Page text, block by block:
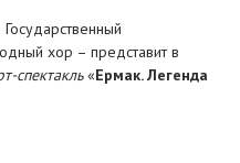
хор – представит в
спектакль«Ермак. Легенда